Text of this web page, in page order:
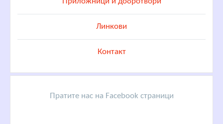
Линкови
Контакт
Пратите нас на Facebook страници